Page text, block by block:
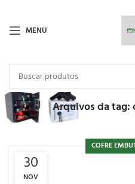
MENU
Arquivos da
30
NOV
COFRE